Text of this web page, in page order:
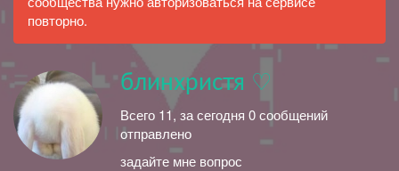
повторно.
блинхристя ♡
Всего 11, за сегодня 0 сообщений
отправлено
задайте мне вопрос